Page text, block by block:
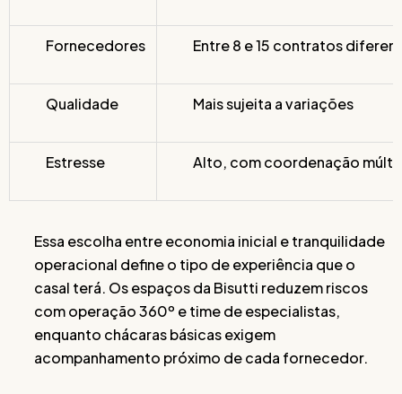
Fornecedores Entre 8 e 15 contratos
Qualidade Mais sujeita a variações
Estresse Alto, com coordenação
Essa escolha entre economia inicial e tranquilidade
operacional define o tipo de experiência que o
casal terá. Os espaços da Bisutti reduzem riscos
com operação 360º e time de especialistas,
enquanto chácaras básicas exigem
acompanhamento próximo de cada fornecedor.